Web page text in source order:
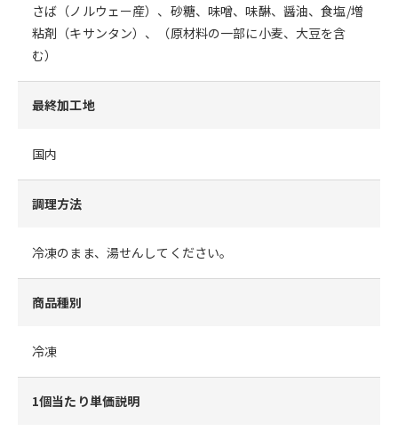
さば（ノルウェー産）、砂糖、味噌、味醂、醤油、食塩/増
粘剤（キサンタン）、（原材料の一部に小麦、大豆を含
む）
最終加工地
国内
調理方法
冷凍のまま、湯せんしてください。
商品種別
冷凍
1個当たり単価説明